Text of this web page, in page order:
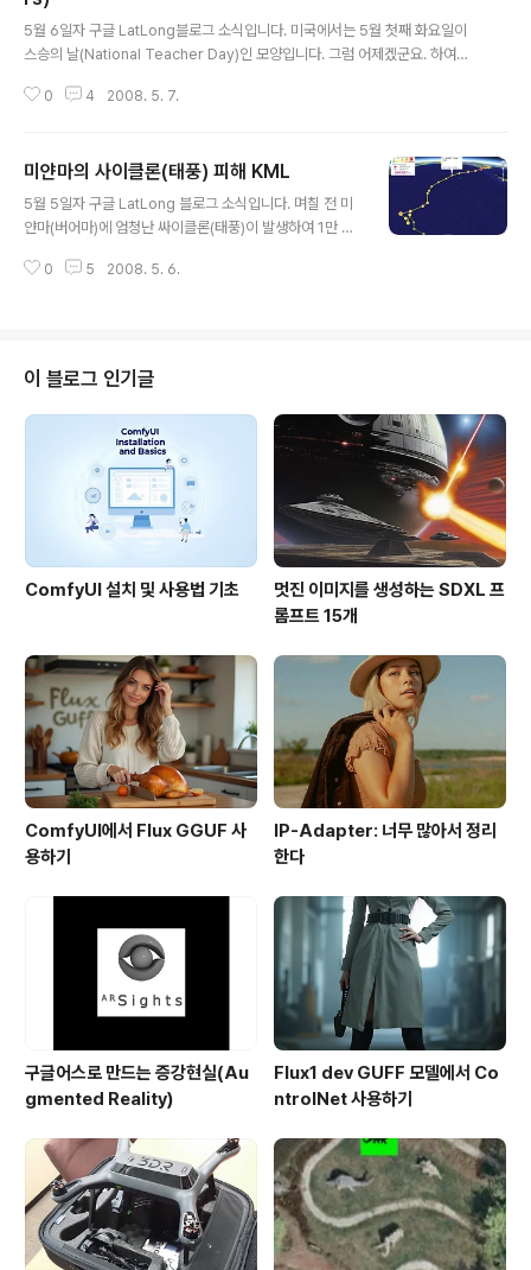
5월 6일자 구글 LatLong블로그 소식입니다. 미국에서는 5월 첫째 화요일이
스승의 날(National Teacher Day)인 모양입니다. 그럼 어제겠군요. 하여튼,
은 공간정보 관련 선생님들도 구글 선생님 커뮤니티에 함께 할 수 있다는 내용
수 있고요, 여기 들어가 보시면 다른 포스터들도 보실 수 있습니다. 이 사이트들
을 보다보니... 제가 오래전 근무하던 회사에서 학생들용으로 GIS 교육용 패키
지 하나 만들자고 하던 생각이 나네요. 요즘 초등학생들은 지리에 대해 어떻게
0 4 2008. 5. 7.
미얀마의 사이클론(태풍) 피해 KML
5월 5일자 구글 LatLong 블로그 소식입니다. 며칠 전 미
얀마(버어마)에 엄청난 싸이클론(태풍)이 발생하여 1만 5
왔습니다.(참고 MBC 뉴스) 이번 싸이클론으로 인한 인명
상용위성 응용프로그램 교육연구기관(UNOSAT : 번역이
잘됐는지 모르겠습니다)은 이러한 미얀마의 싸이클론 피해
를 널리 알리기 위해 여러가지 지도를 제작하여 배포하고
있는데, 이번엔 싸이클론의 진행경로와 홍수 범위 등의 자
료를 구글어스 KML로 제공하였다는 내용입니다. 아래는
싸이클론 나르기스(Nargis)의 진행경..
0 5 2008. 5. 6.
이 블로그 인기글
ComfyUI 설치 및 사용법 기초
멋진 이미지를 생성하는 SDXL 프
롬프트 15개
ComfyUI에서 Flux GGUF 사
용하기
IP-Adapter: 너무 많아서 정리
한다
구글어스로 만드는 증강현실(Au
gmented Reality)
Flux1 dev GUFF 모델에서 Co
ntrolNet 사용하기